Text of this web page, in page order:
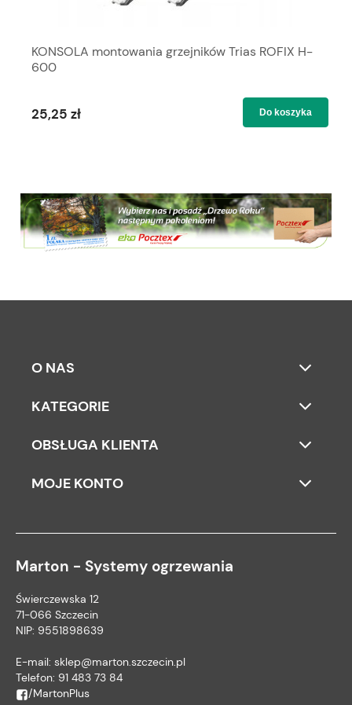
KONSOLA montowania grzejników Trias ROFIX H-
600
25,25 zł Do koszyka
O NAS
KATEGORIE
OBSŁUGA KLIENTA
MOJE KONTO
Marton - Systemy ogrzewania
Świerczewska 12
71-066 Szczecin
NIP: 9551898639
E-mail: sklep@marton.szczecin.pl
Telefon: 91 483 73 84
/MartonPlus